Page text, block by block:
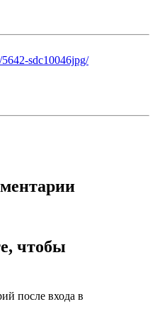
sdc10046jpg/
чтобы
после входа в